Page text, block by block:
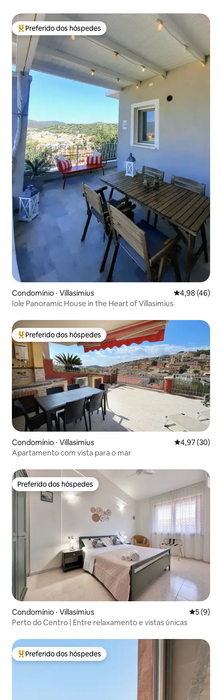
Entre os melhores preferidos dos hóspedes
Preferido dos hóspedes
Condomínio ⋅ Villasimius 4,98 de uma
4,98 (46)
Iole Panoramic House in the Heart of Villasimius
Entre os melhores preferidos dos hóspedes
Preferido dos hóspedes
Condomínio ⋅ Villasimius 4,97 de uma
4,97 (30)
Apartamento com vista para o mar
Preferido dos hóspedes
Preferido dos hóspedes
Condomínio ⋅ Villasimius 5 de
5 (9)
Perto do Centro | Entre relaxamento e vistas únicas
Entre os melhores preferidos dos hóspedes
Preferido dos hóspedes